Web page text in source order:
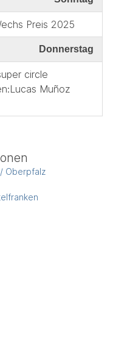
Preis 2025
Donnerstag
circle
Muñoz
Oberpfalz